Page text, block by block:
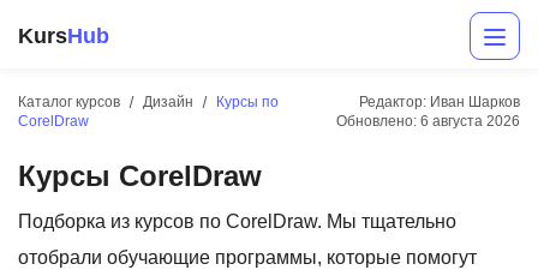
KursHub
Каталог курсов Дизайн
Курсы по
CorelDraw
Редактор: Иван Шарков
Обновлено: 6 августа 2026
Курсы CorelDraw
Подборка из курсов по CorelDraw. Мы тщательно
отобрали обучающие программы, которые помогут